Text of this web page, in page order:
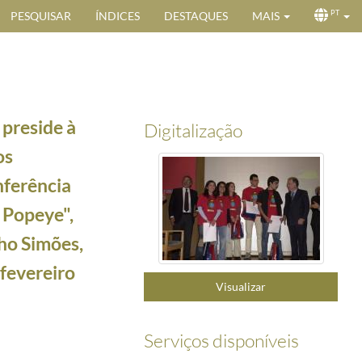
PESQUISAR ÍNDICES DESTAQUES MAIS PT
a 15 de fevereiro de 2005
2005-02-15/2005-02-15
do Super-Homem ao Popeye", proferida pelo Prof. Doutor Manuel Sobrinho
Digitalização
Visualizar
Serviços disponíveis
à
Simões,
fevereiro